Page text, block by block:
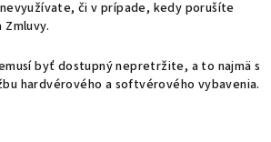
nevyužívate, či v prípade, kedy porušíte
byť dostupný nepretržite, a to najmä s
hardvérového a softvérového vybavenia.